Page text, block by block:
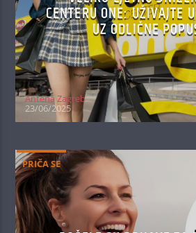
CENTERU ONE: UŽIVAJTE
UZ ODLIČNE
Antena Zagreb
23/06/2025
PRIČA SE